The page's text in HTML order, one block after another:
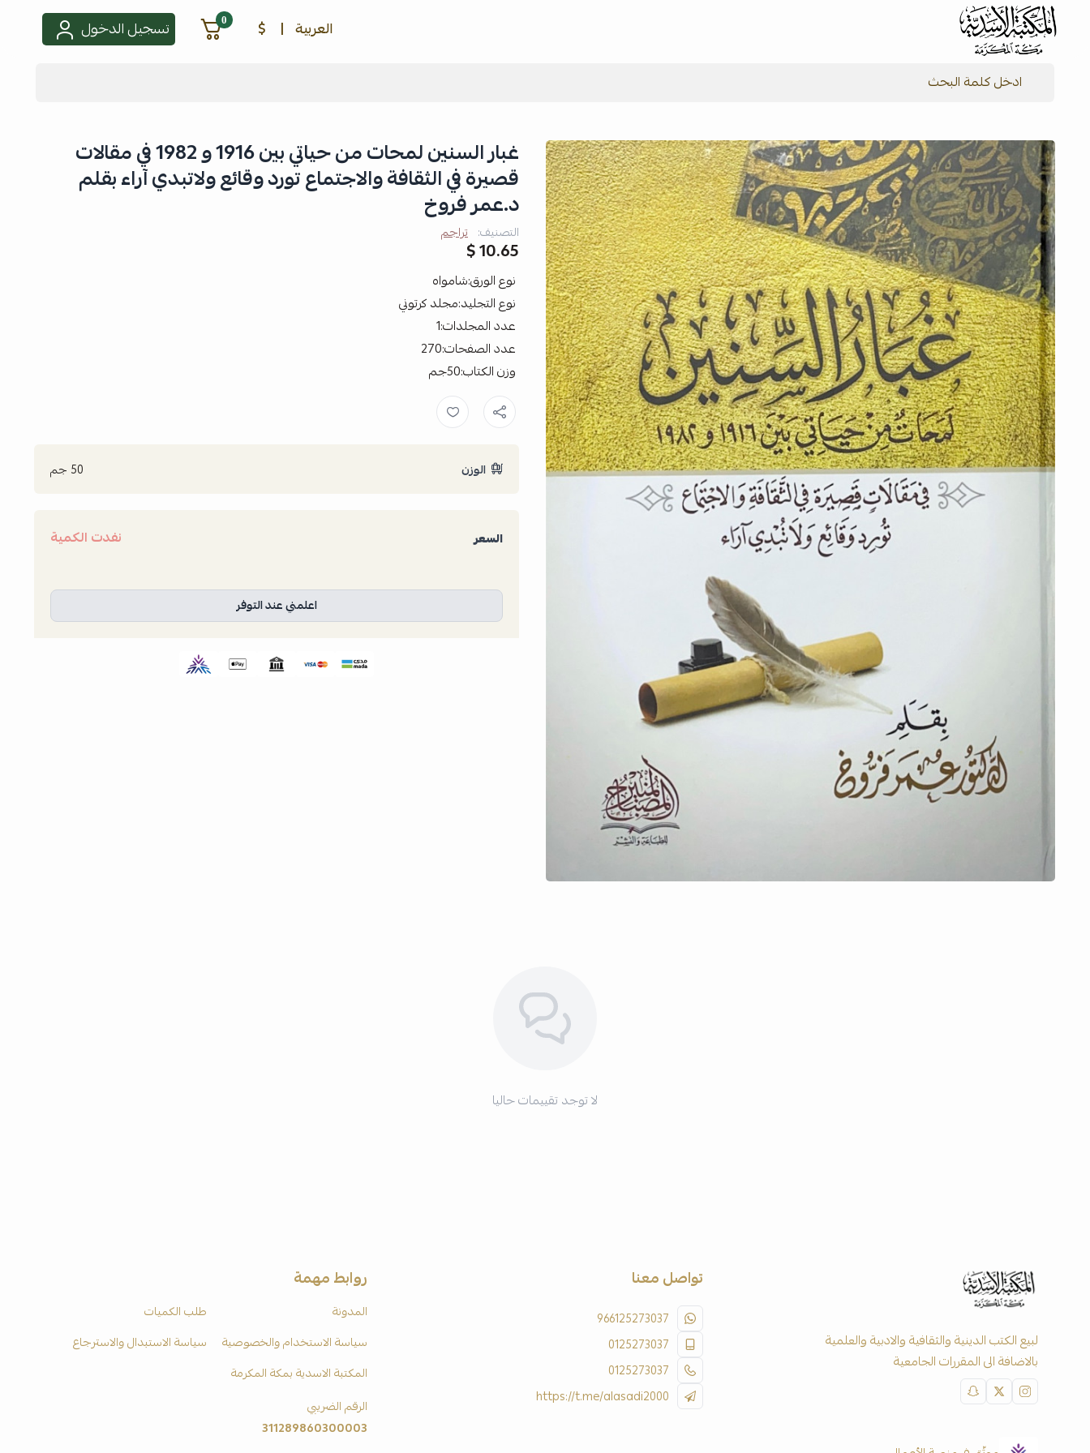
شركة المكتبة الأسدية للنشر والتوزيع العربية |
$
0 تسجيل الدخول
غبار السنين لمحات من حياتي بين 1916 و 1982 في مقالات
قصيرة في الثقافة والاجتماع تورد وقائع ولاتبدي آراء بقلم
د.عمر فروخ
التصنيف: تراجم
10.65 $
نوع الورق:شامواه
نوع التجليد:مجلد كرتوني
عدد المجلدات:1
عدد الصفحات:270
وزن الكتاب:50جم
الوزن 50 جم
السعر نفدت الكمية
اعلمني عند التوفر
لا توجد تقييمات حاليا
لبيع الكتب الدينية والثقافية والادبية والعلمية
بالاضافة الى المقررات الجامعية
تواصل معنا
966125273037
0125273037
0125273037
https://t.me/alasadi2000
روابط مهمة
المدونة
طلب الكميات
سياسة الاستخدام والخصوصية
سياسة الاستبدال والاسترجاع
المكتبة الاسدية بمكة المكرمة
الرقم الضريبي
311289860300003